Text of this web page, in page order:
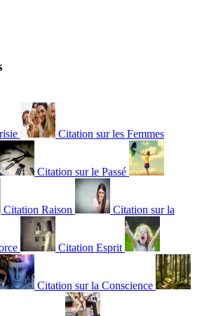
Citation sur les Femmes
Citation sur le Passé
Citation Raison Citation sur la
Citation Esprit
Citation sur la Conscience